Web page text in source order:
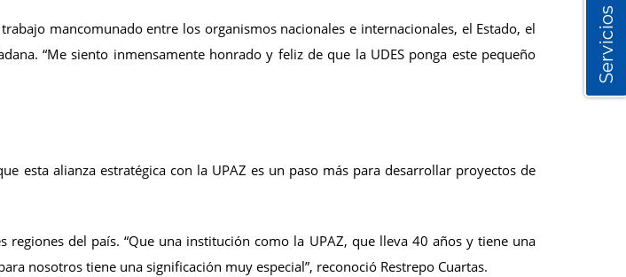
mancomunado entre los organismos nacionales e internacionales, el Estado, el
“Me siento inmensamente honrado y feliz de que la UDES ponga este pequeño
esta alianza estratégica con la UPAZ es un paso más para desarrollar proyectos de
del país. “Que una institución como la UPAZ, que lleva 40 años y tiene una
nosotros tiene una significación muy especial”, reconoció Restrepo Cuartas.
Servicios